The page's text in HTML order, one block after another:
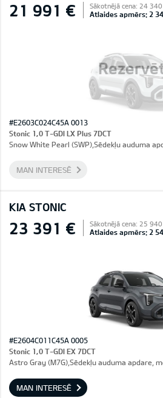
21 991 € Sākotnējā cena: 24
Atlaides apmērs: 2
#E2603C024C45A 0013
Stonic 1,0 T-GDI LX Plus 7DCT
Snow White Pearl (SWP),Sēdekļu auduma
MAN INTERESĒ
KIA STONIC
23 391 € Sākotnējā cena: 25
Atlaides apmērs: 2
#E2604C011C45A 0005
Stonic 1,0 T-GDI EX 7DCT
Astro Gray (M7G),Sēdekļu auduma apdare,
MAN INTERESĒ